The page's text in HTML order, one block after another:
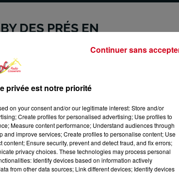
DES PRÉS EN
ET REPLAY RDC CONTACT
privée est notre priorité
on your consent and/or our legitimate interest: Store and/or
Create profiles for personalised advertising; Use profiles to
Measure content performance; Understand audiences through
improve services; Create profiles to personalise content; Use
Ensure security, prevent and detect fraud, and fix errors;
privacy choices. These technologies may process personal
Identify devices based on information actively
from other data sources; Link different devices; Identify devices
Continuer sans